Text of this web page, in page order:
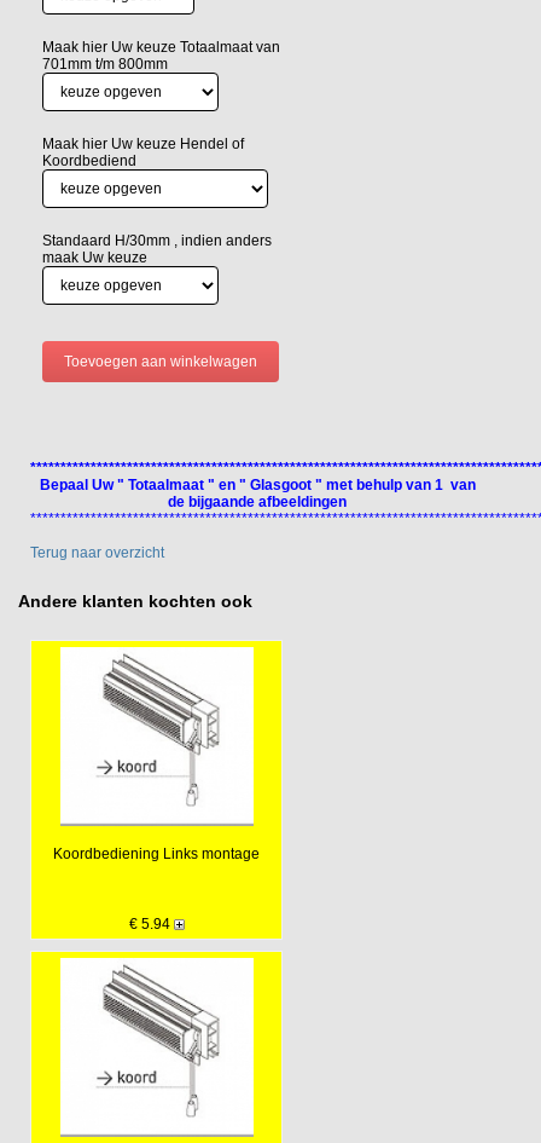
Maak hier Uw keuze Totaalmaat van
701mm t/m 800mm
Maak hier Uw keuze Hendel of
Koordbediend
Standaard H/30mm , indien anders
maak Uw keuze
Bepaal Uw " Totaalmaat " en " Glasgoot " met behulp van 1 van
de bijgaande afbeeldingen
Terug naar overzicht
Andere klanten kochten ook
Koordbediening Links montage
€ 5.94